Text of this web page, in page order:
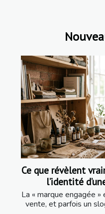
Ce que révèlent
l’identité
La « marque engagée
vente, et parfois un